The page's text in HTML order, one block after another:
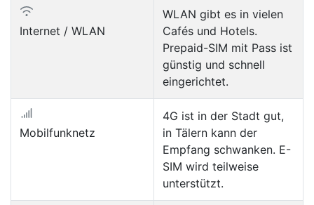
Internet / WLAN
WLAN gibt es in vielen
Cafés und Hotels.
Prepaid-SIM mit Pass ist
günstig und schnell
eingerichtet.
Mobilfunknetz
4G ist in der Stadt gut,
in Tälern kann der
Empfang schwanken. E-
SIM wird teilweise
unterstützt.